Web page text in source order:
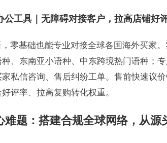
公工具｜无障碍对接客户，拉高店铺好
零基础也能专业对接全球各国海外买家
、东南亚小语种、中东跨境热门语种；
私信咨询、售后纠纷工单。售前快速议
评率、拉高复购转化权重。
难题：搭建合规全球网络，从源